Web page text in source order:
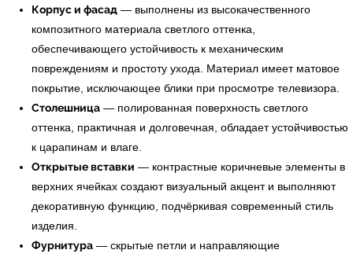
Корпус и фасад — выполнены из высокачественного
композитного материала светлого оттенка,
обеспечивающего устойчивость к механическим
повреждениям и простоту ухода. Материал имеет матовое
покрытие, исключающее блики при просмотре телевизора.
Столешница — полированная поверхность светлого
оттенка, практичная и долговечная, обладает устойчивостью
к царапинам и влаге.
Открытые вставки — контрастные коричневые элементы в
верхних ячейках создают визуальный акцент и выполняют
декоративную функцию, подчёркивая современный стиль
изделия.
Фурнитура — скрытые петли и направляющие
← Вернуться на предыдущую страницу
УЗНАТЬ ПОДРОБНЕЕ